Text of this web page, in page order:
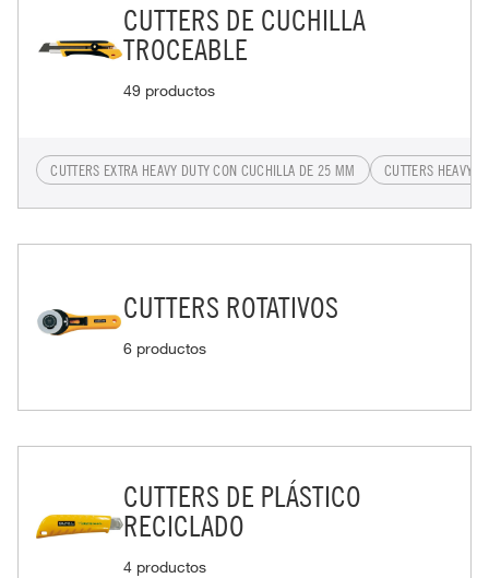
CUTTERS DE CUCHILLA
TROCEABLE
49 productos
CUTTERS EXTRA HEAVY DUTY CON CUCHILLA DE 25 MM CUTTERS HEAVY
CUTTERS ROTATIVOS
6 productos
CUTTERS DE PLÁSTICO
RECICLADO
4 productos